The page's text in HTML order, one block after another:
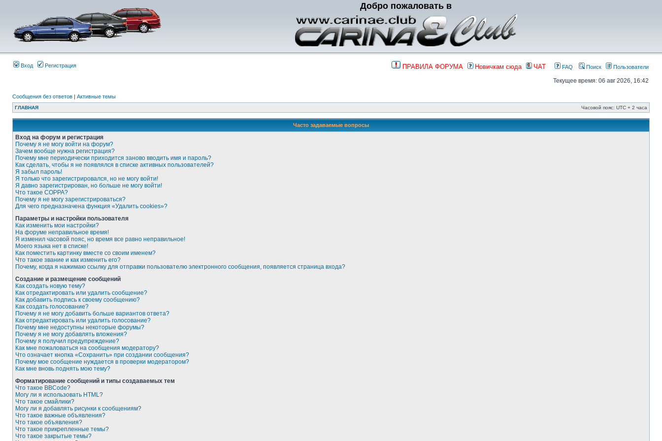
Добро пожаловать в
Вход Регистрация ПРАВИЛА ФОРУМА Новичкам сюда ЧАТ FAQ Поиск Пользователи
Текущее время: 06 авг 2026, 16:42
Сообщения без ответов | Активные темы
ГЛАВНАЯ Часовой пояс: UTC + 2 часа
Часто задаваемые вопросы
Вход на форум и регистрация
Почему я не могу войти на форум?
Зачем вообще нужна регистрация?
Почему мне периодически приходится заново вводить имя и пароль?
Как сделать, чтобы я не появлялся в списке активных пользователей?
Я забыл пароль!
Я только что зарегистрировался, но не могу войти!
Я давно зарегистрирован, но больше не могу войти!
Что такое COPPA?
Почему я не могу зарегистрироваться?
Для чего предназначена функция «Удалить cookies»?
Параметры и настройки пользователя
Как изменить мои настройки?
На форуме неправильное время!
Я изменил часовой пояс, но время все равно неправильное!
Моего языка нет в списке!
Как поместить картинку вместе со своим именем?
Что такое звание и как изменить его?
Почему, когда я нажимаю ссылку для отправки пользователю электронного сообщения, появляется страница входа?
Создание и размещение сообщений
Как создать новую тему?
Как отредактировать или удалить сообщение?
Как добавить подпись к своему сообщению?
Как создать голосование?
Почему я не могу добавить больше вариантов ответа?
Как отредактировать или удалить голосование?
Почему мне недоступны некоторые форумы?
Почему я не могу добавлять вложения?
Почему я получил предупреждение?
Как мне пожаловаться на сообщения модератору?
Что означает кнопка «Сохранить» при создании сообщения?
Почему мое сообщение нуждается в проверки модератором?
Как мне вновь поднять мою тему?
Форматирование сообщений и типы создаваемых тем
Что такое BBCode?
Могу ли я использовать HTML?
Что такое смайлики?
Могу ли я добавлять рисунки к сообщениям?
Что такое важные объявления?
Что такое объявления?
Что такое прикрепленные темы?
Что такое закрытые темы?